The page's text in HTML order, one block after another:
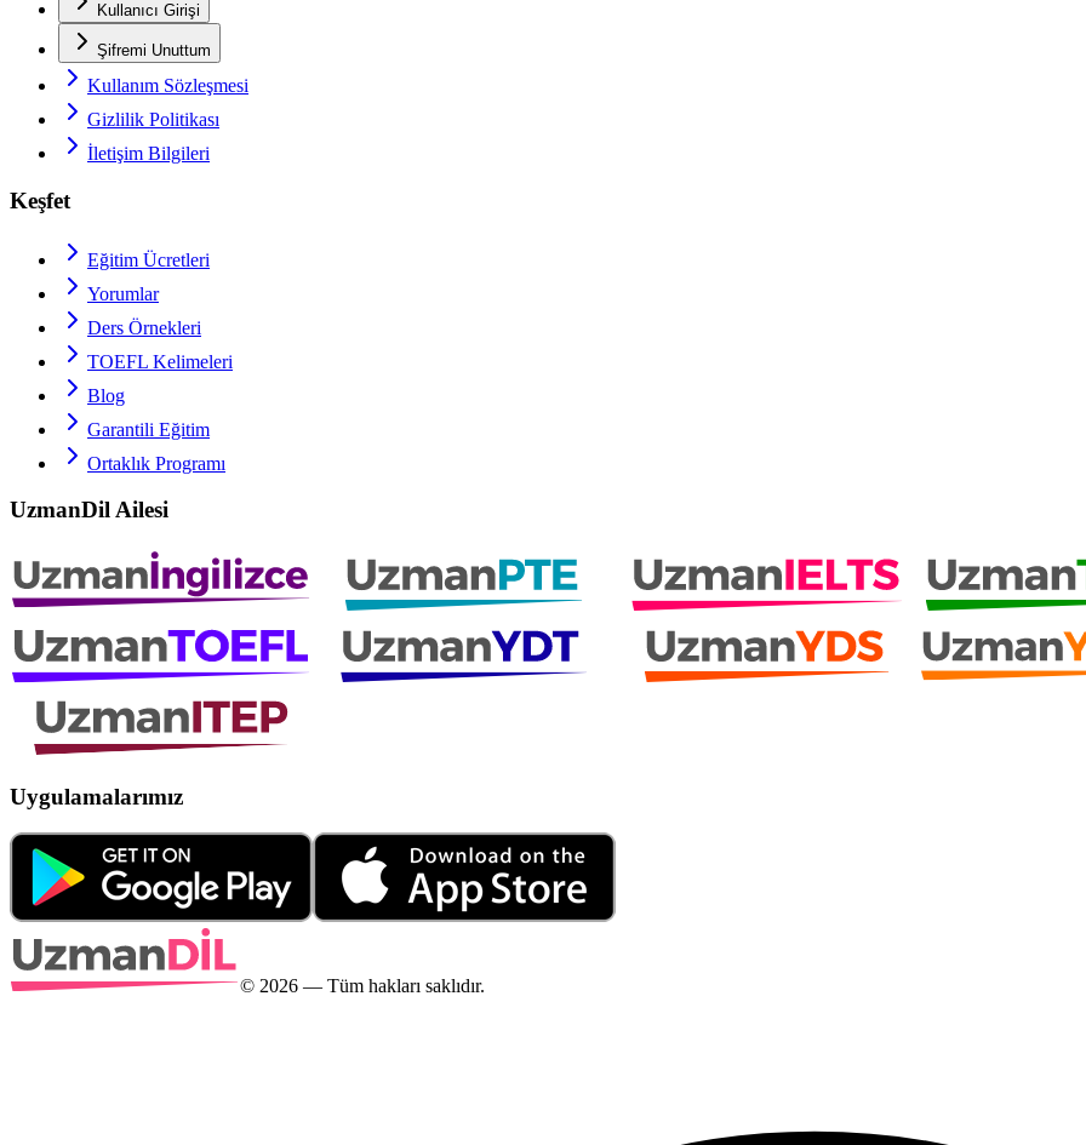
Kullanıcı Girişi
Şifremi Unuttum
Kullanım Sözleşmesi
Gizlilik Politikası
İletişim Bilgileri
Keşfet
Eğitim Ücretleri
Yorumlar
Ders Örnekleri
TOEFL Kelimeleri
Blog
Garantili Eğitim
Ortaklık Programı
UzmanDil Ailesi
Uygulamalarımız
© 2026 — Tüm hakları saklıdır.